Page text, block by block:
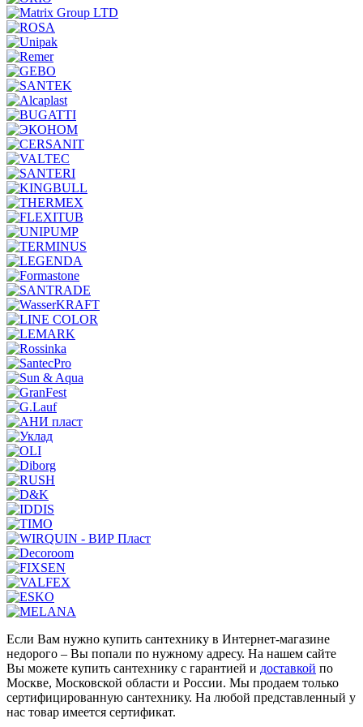
Если Вам нужно купить сантехнику в Интернет-магазине
недорого – Вы попали по нужному адресу. На нашем сайте
Вы можете купить сантехнику с гарантией и доставкой по
Москве, Московской области и России. Мы продаем только
сертифицированную сантехнику. На любой представленный у
нас товар имеется сертификат.